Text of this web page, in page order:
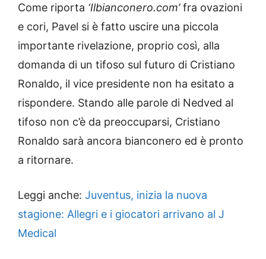
Come riporta ‘Ilbianconero.com’fra ovazioni
e cori, Pavel si è fatto uscire una piccola
importante rivelazione, proprio così, alla
domanda di un tifoso sul futuro di Cristiano
Ronaldo, il vice presidente non ha esitato a
rispondere. Stando alle parole di Nedved al
tifoso non c’è da preoccuparsi, Cristiano
Ronaldo sarà ancora bianconero ed è pronto
a ritornare.
Leggi anche: Juventus, inizia la nuova
stagione: Allegri e i giocatori arrivano al J
Medical